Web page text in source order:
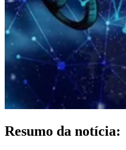
Resumo da notícia: